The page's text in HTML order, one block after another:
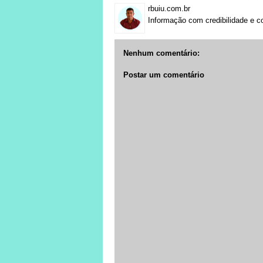
rbuiu.com.br
Informação com credibilidade e
Nenhum comentário:
Postar um comentário